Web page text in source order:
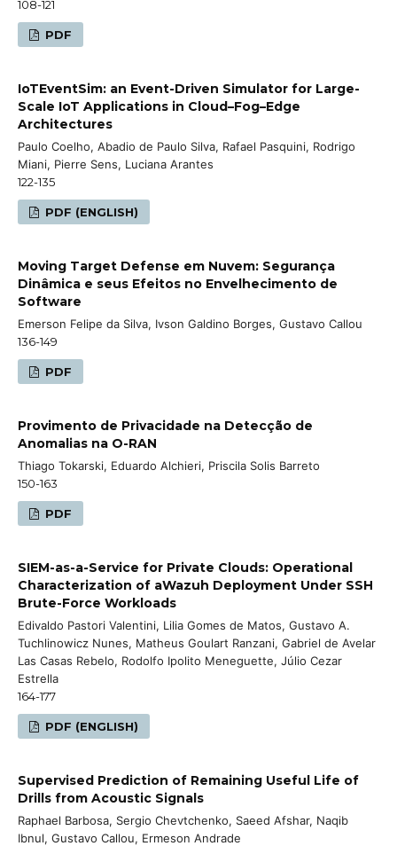
108-121
PDF
IoTEventSim: an Event-Driven Simulator for Large-
Scale IoT Applications in Cloud–Fog–Edge
Architectures
Paulo Coelho, Abadio de Paulo Silva, Rafael Pasquini, Rodrigo
Miani, Pierre Sens, Luciana Arantes
122-135
PDF (ENGLISH)
Moving Target Defense em Nuvem: Segurança
Dinâmica e seus Efeitos no Envelhecimento de
Software
Emerson Felipe da Silva, Ivson Galdino Borges, Gustavo Callou
136-149
PDF
Provimento de Privacidade na Detecção de
Anomalias na O-RAN
Thiago Tokarski, Eduardo Alchieri, Priscila Solis Barreto
150-163
PDF
SIEM-as-a-Service for Private Clouds: Operational
Characterization of aWazuh Deployment Under SSH
Brute-Force Workloads
Edivaldo Pastori Valentini, Lilia Gomes de Matos, Gustavo A.
Tuchlinowicz Nunes, Matheus Goulart Ranzani, Gabriel de Avelar
Las Casas Rebelo, Rodolfo Ipolito Meneguette, Júlio Cezar
Estrella
164-177
PDF (ENGLISH)
Supervised Prediction of Remaining Useful Life of
Drills from Acoustic Signals
Raphael Barbosa, Sergio Chevtchenko, Saeed Afshar, Naqib
Ibnul, Gustavo Callou, Ermeson Andrade